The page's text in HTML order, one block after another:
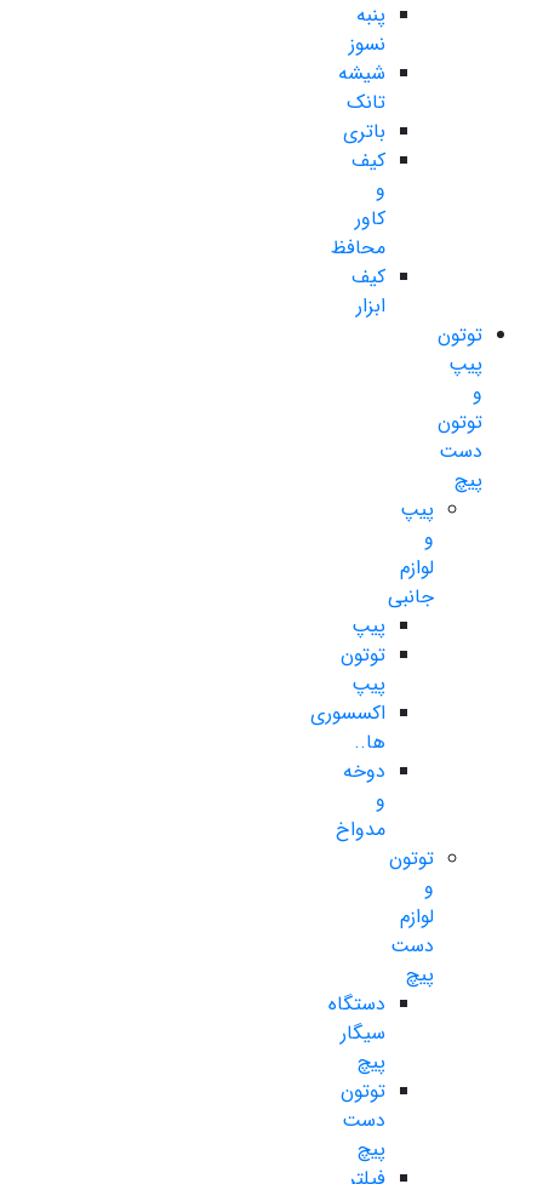
پنبه
نسوز
شیشه
تانک
باتری
کیف
و
کاور
محافظ
کیف
ابزار
توتون
پیپ
و
توتون
دست
پیچ
پیپ
و
لوازم
جانبی
پیپ
توتون
پیپ
اکسسوری
ها..
دوخه
و
مدواخ
توتون
و
لوازم
دست
پیچ
دستگاه
سیگار
پیچ
توتون
دست
پیچ